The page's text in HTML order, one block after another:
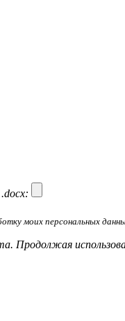
моих персональных
Продолжая